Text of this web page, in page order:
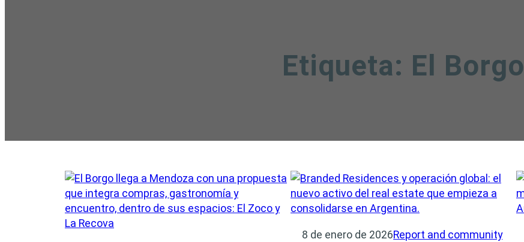
Etiqueta: El Borgo
8 de enero de 2026Report and community